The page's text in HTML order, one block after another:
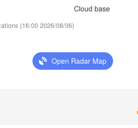
Cloud base
(16:00 2026/08/06)
Open Radar Map
(Kyiv)
Черкаси
(Cherkasy)
Кременчук
(Kremenchuk)